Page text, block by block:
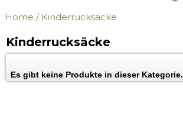
Home / Kinderrucksäcke
Kinderrucksäcke
Es gibt keine Produkte in dieser Kategorie.